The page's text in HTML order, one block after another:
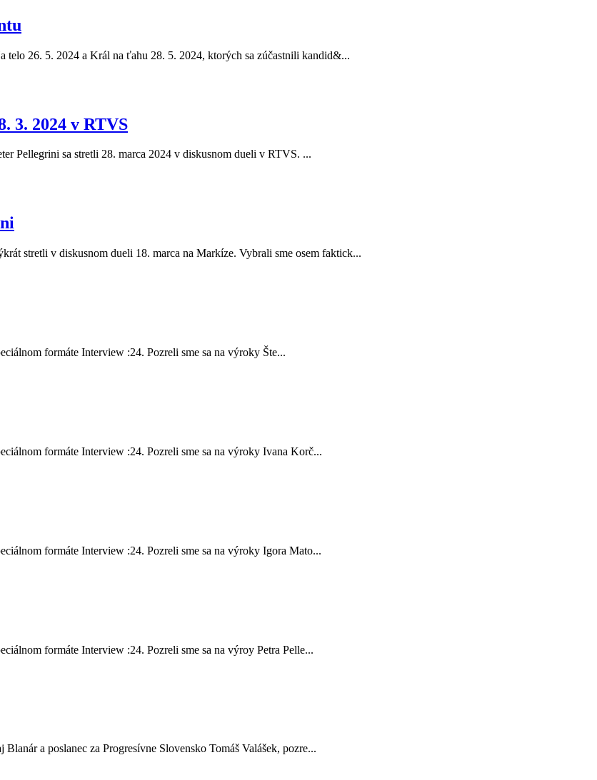
26. 5. 2024 a Král na ťahu 28. 5. 2024, ktorých sa zúčastnili kandid&...
3. 2024 v RTVS
Pellegrini sa stretli 28. marca 2024 v diskusnom dueli v RTVS. ...
stretli v diskusnom dueli 18. marca na Markíze. Vybrali sme osem faktick...
formáte Interview :24. Pozreli sme sa na výroky Šte...
formáte Interview :24. Pozreli sme sa na výroky Ivana Korč...
formáte Interview :24. Pozreli sme sa na výroky Igora Mato...
formáte Interview :24. Pozreli sme sa na výroy Petra Pelle...
a poslanec za Progresívne Slovensko Tomáš Valášek, pozre...